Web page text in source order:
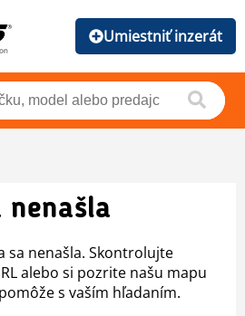
Umiestniť inzerát
nenašla
sa nenašla. Skontrolujte
alebo si pozrite našu mapu
s vaším hľadaním.